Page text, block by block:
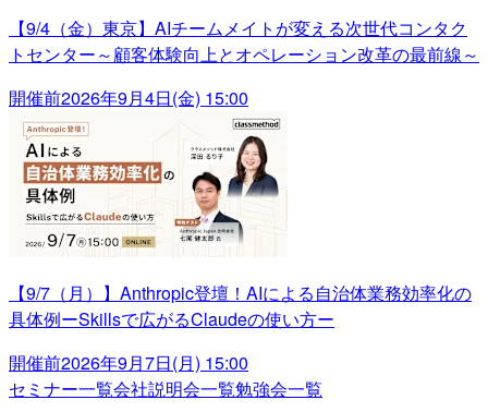
【9/4（金）東京】AIチームメイトが変える次世代コンタク
トセンター～顧客体験向上とオペレーション改革の最前線～
開催前2026年9月4日(金) 15:00
【9/7（月）】Anthropic登壇！AIによる自治体業務効率化の
具体例ーSkillsで広がるClaudeの使い方ー
開催前2026年9月7日(月) 15:00
セミナー一覧会社説明会一覧勉強会一覧